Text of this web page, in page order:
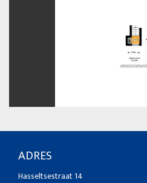
ADRES
Hasseltsestraat 14